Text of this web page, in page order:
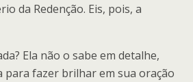
da Redenção. Eis, pois, a
Ela não o sabe em detalhe,
para fazer brilhar em sua oração